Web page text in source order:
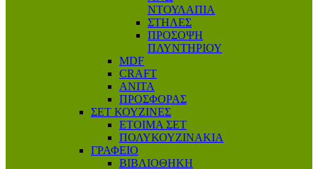
ΝΤΟΥΛΑΠΙΑ
ΣΤΗΛΕΣ
ΠΡΟΣΟΨΗ
ΠΛΥΝΤΗΡΙΟΥ
MDF
CRAFT
ANITA
ΠΡΟΣΦΟΡΑΣ
ΣΕΤ ΚΟΥΖΙΝΕΣ
ΕΤΟΙΜΑ ΣΕΤ
ΠΟΛΥΚΟΥΖΙΝΑΚΙΑ
ΓΡΑΦΕΙΟ
ΒΙΒΛΙΟΘΗΚΗ